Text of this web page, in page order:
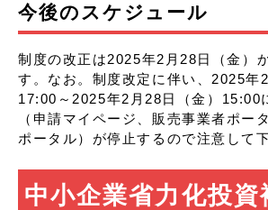
今後のスケジュール
制度の改正は2025年2月28日（金）
す。なお。制度改定に伴い、2025年
17:00～2025年2月28日（金）15:00
（申請マイページ、販売事業者ポー
ポータル）が停止するので注意して
中小企業省力化投資